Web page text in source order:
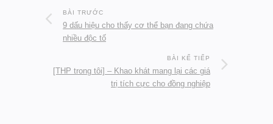
BÀI TRƯỚC
9 dấu hiệu cho thấy cơ thể bạn đang chứa
nhiều độc tố
BÀI KẾ TIẾP
[THP trong tôi] – Khao khát mang lại các giá
trị tích cực cho đồng nghiệp